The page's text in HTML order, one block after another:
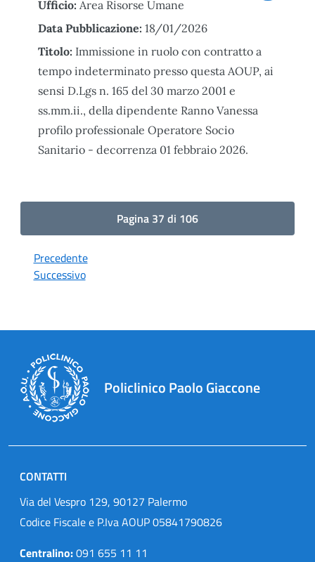
Ufficio: Area Risorse Umane
Data Pubblicazione: 18/01/2026
Titolo: Immissione in ruolo con contratto a
tempo indeterminato presso questa AOUP, ai
sensi D.Lgs n. 165 del 30 marzo 2001 e
ss.mm.ii., della dipendente Ranno Vanessa
profilo professionale Operatore Socio
Sanitario - decorrenza 01 febbraio 2026.
Pagina 37 di 106
Precedente
Successivo
Policlinico Paolo Giaccone
CONTATTI
Via del Vespro 129, 90127 Palermo
Codice Fiscale e P.Iva AOUP 05841790826
Centralino:091 655 11 11